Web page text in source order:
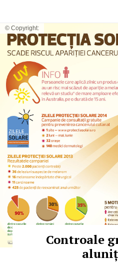
© Copyright:
Controale